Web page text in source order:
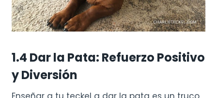
1.4 Dar la Pata: Refuerzo Positivo
y Diversión